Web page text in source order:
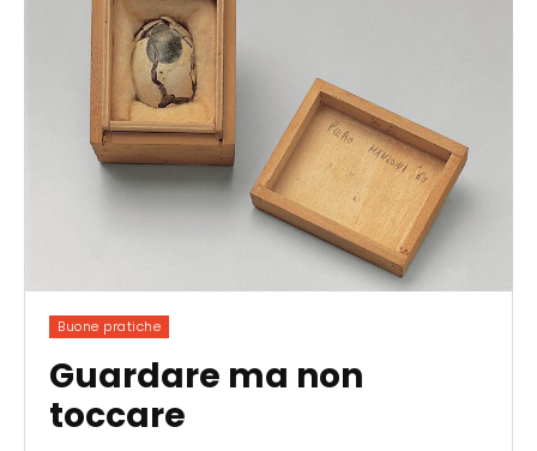
Buone pratiche
Guardare ma non
toccare